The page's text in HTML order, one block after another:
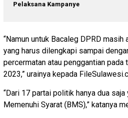
Pelaksana Kampanye
“Namun untuk Bacaleg DPRD masih
yang harus dilengkapi sampai
percermatan atau penggantian
2023,” urainya kepada
“Dari 17 partai politik hanya dua
Memenuhi Syarat (BMS),” katanya